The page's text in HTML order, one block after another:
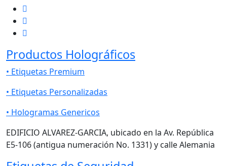
Productos Holográficos
• Etiquetas Premium
• Etiquetas Personalizadas
• Hologramas Genericos
EDIFICIO ALVAREZ-GARCIA, ubicado en la Av. República
E5-106 (antigua numeración No. 1331) y calle Alemania